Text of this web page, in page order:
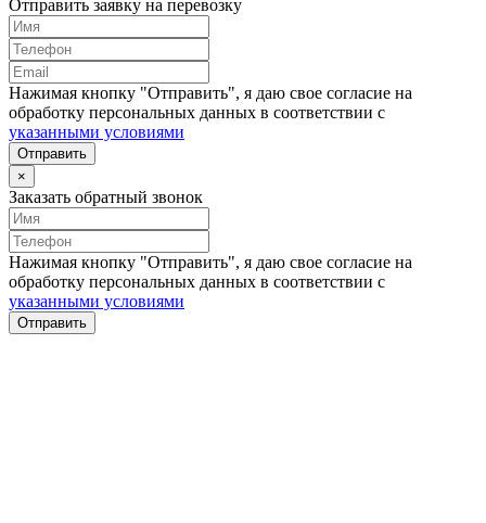
Отправить заявку на перевозку
Нажимая кнопку "Отправить", я даю свое согласие на
обработку персональных данных в соответствии с
указанными условиями
Отправить
×
Заказать обратный звонок
Нажимая кнопку "Отправить", я даю свое согласие на
обработку персональных данных в соответствии с
указанными условиями
Отправить